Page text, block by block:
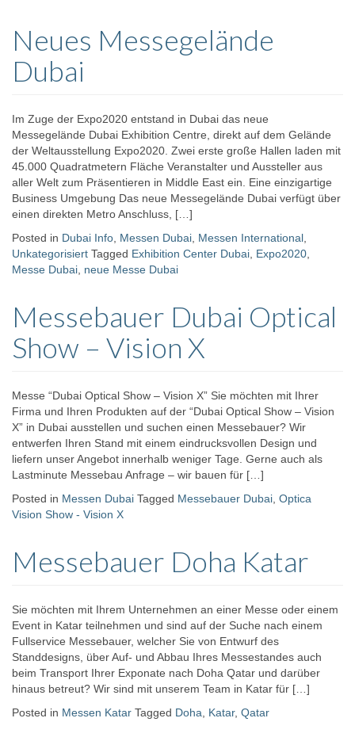
Neues Messegelände
Dubai
Im Zuge der Expo2020 entstand in Dubai das neue
Messegelände Dubai Exhibition Centre, direkt auf dem Gelände
der Weltausstellung Expo2020. Zwei erste große Hallen laden mit
45.000 Quadratmetern Fläche Veranstalter und Aussteller aus
aller Welt zum Präsentieren in Middle East ein. Eine einzigartige
Business Umgebung Das neue Messegelände Dubai verfügt über
einen direkten Metro Anschluss, […]
Posted in Dubai Info Messen Dubai Messen International
Unkategorisiert Tagged Exhibition Center Dubai Expo2020
Messe Dubai neue Messe Dubai
Messebauer Dubai Optical
Show – Vision X
Messe “Dubai Optical Show – Vision X” Sie möchten mit Ihrer
Firma und Ihren Produkten auf der “Dubai Optical Show – Vision
X” in Dubai ausstellen und suchen einen Messebauer? Wir
entwerfen Ihren Stand mit einem eindrucksvollen Design und
liefern unser Angebot innerhalb weniger Tage. Gerne auch als
Lastminute Messebau Anfrage – wir bauen für […]
Posted in Messen Dubai Tagged Messebauer Dubai Optica
Vision Show - Vision X
Messebauer Doha Katar
Sie möchten mit Ihrem Unternehmen an einer Messe oder einem
Event in Katar teilnehmen und sind auf der Suche nach einem
Fullservice Messebauer, welcher Sie von Entwurf des
Standdesigns, über Auf- und Abbau Ihres Messestandes auch
beim Transport Ihrer Exponate nach Doha Qatar und darüber
hinaus betreut? Wir sind mit unserem Team in Katar für […]
Posted in Messen Katar Tagged Doha Katar, Qatar